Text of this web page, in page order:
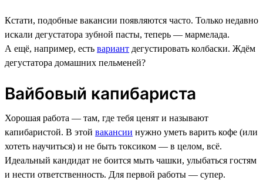
Кстати, подобные вакансии появляются часто. Только недавно
искали дегустатора зубной пасты, теперь — мармелада.
А ещё, например, есть вариант дегустировать колбаски. Ждём
дегустатора домашних пельменей?
Вайбовый капибариста
Хорошая работа — там, где тебя ценят и называют
капибаристой. В этой вакансии нужно уметь варить кофе (или
хотеть научиться) и не быть токсиком — в целом, всё.
Идеальный кандидат не боится мыть чашки, улыбаться гостям
и нести ответственность. Для первой работы — супер.